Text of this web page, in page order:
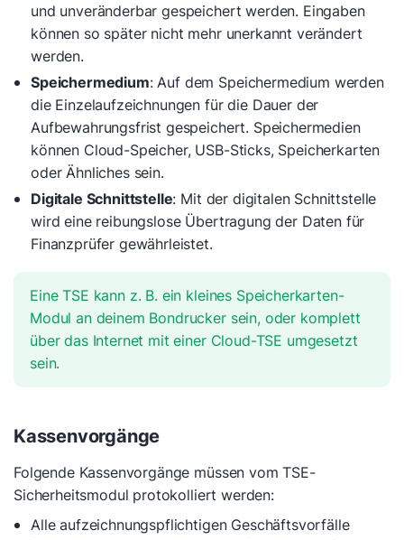
und unveränderbar gespeichert werden. Eingaben
können so später nicht mehr unerkannt verändert
werden.
Speichermedium: Auf dem Speichermedium werden
die Einzelaufzeichnungen für die Dauer der
Aufbewahrungsfrist gespeichert. Speichermedien
können Cloud-Speicher, USB-Sticks, Speicherkarten
oder Ähnliches sein.
Digitale Schnittstelle: Mit der digitalen Schnittstelle
wird eine reibungslose Übertragung der Daten für
Finanzprüfer gewährleistet.
Eine TSE kann z. B. ein kleines Speicherkarten-
Modul an deinem Bondrucker sein, oder komplett
über das Internet mit einer Cloud-TSE umgesetzt
sein.
Kassenvorgänge
Folgende Kassenvorgänge müssen vom TSE-
Sicherheitsmodul protokolliert werden:
Alle aufzeichnungspflichtigen Geschäftsvorfälle